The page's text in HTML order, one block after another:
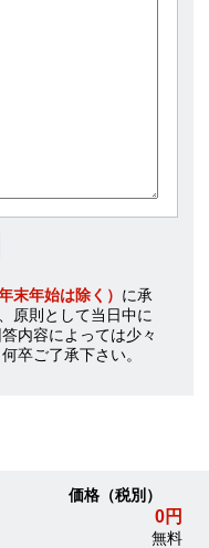
末年始は除く） に承
原則として当日中に
内容によっては少々
卒ご了承下さい。
価格（税別）
0円
無料